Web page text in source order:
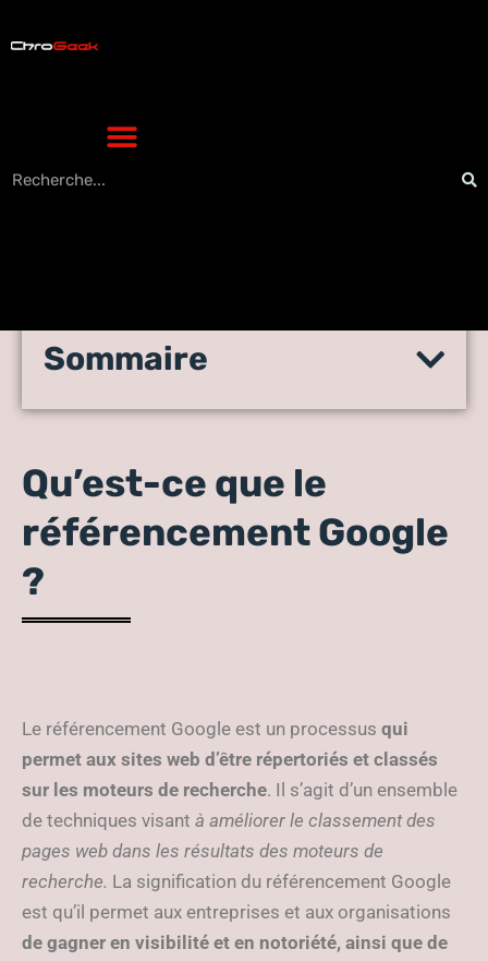
référencement Google
Sommaire
Qu’est-ce que le
référencement Google
?
Le référencement Google est un processus qui
permet aux sites web d’être répertoriés et classés
sur les moteurs de recherche. Il s’agit d’un ensemble
de techniques visant à améliorer le classement des
pages web dans les résultats des moteurs de
recherche. La signification du référencement Google
est qu’il permet aux entreprises et aux organisations
de gagner en visibilité et en notoriété, ainsi que de